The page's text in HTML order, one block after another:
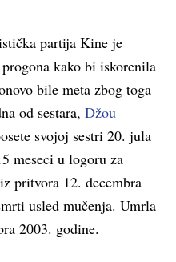
partija Kine je
kako bi iskorenila
bile meta zbog toga
od sestara, Džou
svojoj sestri 20. jula
meseci u logoru za
pritvora 12. decembra
usled mučenja. Umrla
2003. godine.